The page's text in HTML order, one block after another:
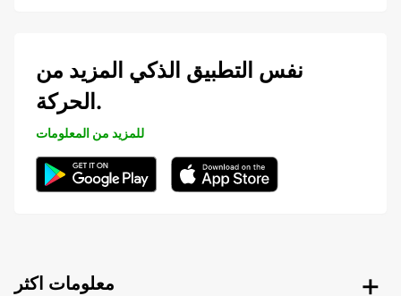
نفس التطبيق الذكي المزيد من
الحركة.
للمزيد من المعلومات
معلومات اكثر